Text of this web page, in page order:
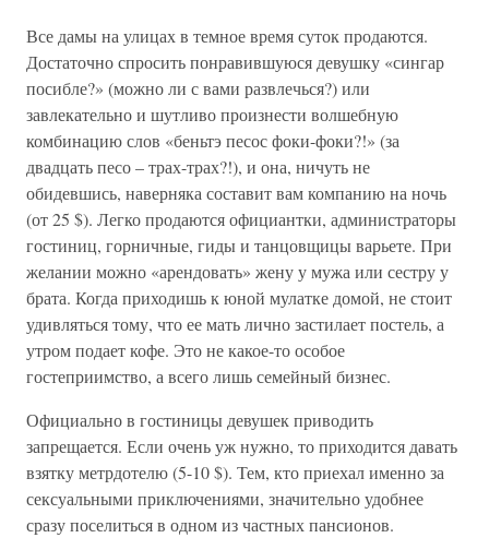
Все дамы на улицах в темное время суток продаются.
Достаточно спросить понравившуюся девушку «сингар
посибле?» (можно ли с вами развлечься?) или
завлекательно и шутливо произнести волшебную
комбинацию слов «беньтэ песос фоки-фоки?!» (за
двадцать песо – трах-трах?!), и она, ничуть не
обидевшись, наверняка составит вам компанию на ночь
(от 25 $). Легко продаются официантки, администраторы
гостиниц, горничные, гиды и танцовщицы варьете. При
желании можно «арендовать» жену у мужа или сестру у
брата. Когда приходишь к юной мулатке домой, не стоит
удивляться тому, что ее мать лично застилает постель, а
утром подает кофе. Это не какое-то особое
гостеприимство, а всего лишь семейный бизнес.
Официально в гостиницы девушек приводить
запрещается. Если очень уж нужно, то приходится давать
взятку метрдотелю (5-10 $). Тем, кто приехал именно за
сексуальными приключениями, значительно удобнее
сразу поселиться в одном из частных пансионов.